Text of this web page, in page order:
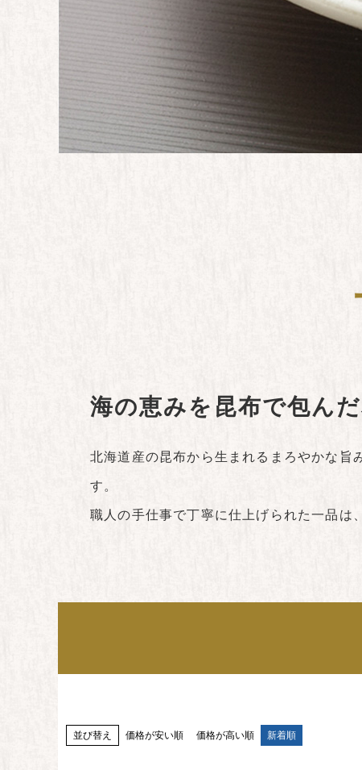
海の恵みを昆布で包ん
北海道産の昆布から生まれるまろやかな旨
す。
職人の手仕事で丁寧に仕上げられた一品は
並び替え 価格が安い順 価格が高い順 新着順